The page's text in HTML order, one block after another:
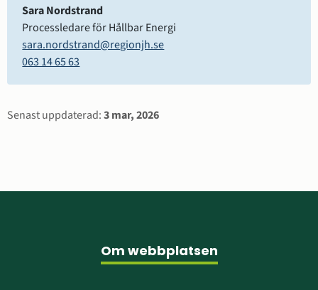
Sara Nordstrand
Processledare för Hållbar Energi
sara.nordstrand@regionjh.se
063 14 65 63
Sidinformation
Senast uppdaterad:3 mar, 2026
Om webbplatsen